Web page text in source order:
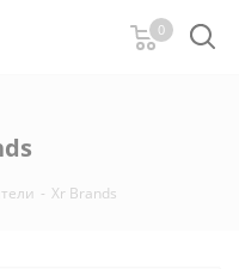
0
- Xr Brands